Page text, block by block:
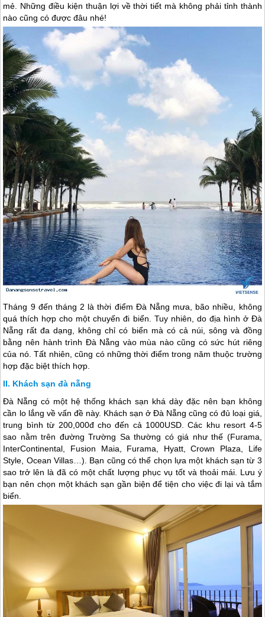
mẻ. Những điều kiện thuận lợi về thời tiết mà không phải tỉnh thành
nào cũng có được đâu nhé!
Tháng 9 đến tháng 2 là thời điểm Đà Nẵng mưa, bão nhiều, không
quá thích hợp cho một chuyến đi biển. Tuy nhiên, do địa hình ở Đà
Nẵng rất đa dạng, không chỉ có biển mà có cả núi, sông và đồng
bằng nên hành trình Đà Nẵng vào mùa nào cũng có sức hút riêng
của nó. Tất nhiên, cũng có những thời điểm trong năm thuộc trường
hợp đặc biệt thích hợp.
Khách sạn đà nẵng
Đà Nẵng có một hệ thống khách sạn khá dày đặc nên bạn không
cần lo lắng về vấn đề này. Khách sạn ởĐà Nẵng cũng có đủ loại giá,
trung bình từ 200,000đ cho đến cả 1000USD. Các khu resort 4-5
sao nằm trên đường Trường Sa thường có giá như thế (Furama,
InterContinental, Fusion Maia, Furama, Hyatt, Crown Plaza, Life
Style, Ocean Villas…). Bạn cũng có thể chọn lựa một khách sạn từ 3
sao trở lên là đã có một chất lượng phục vụ tốt và thoải mái. Lưu ý
bạn nên chọn một khách sạn gần biện để tiện cho việc đi lại và tắm
biển.